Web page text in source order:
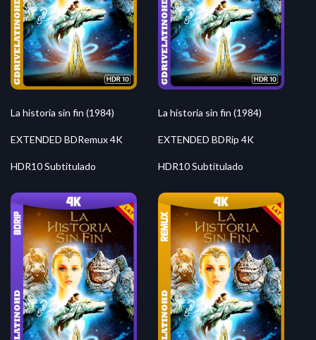
La historia sin fin (1984)
EXTENDED BDRemux 4K
HDR10 Subtitulado
La historia sin fin (1984)
EXTENDED BDRip 4K
HDR10 Subtitulado